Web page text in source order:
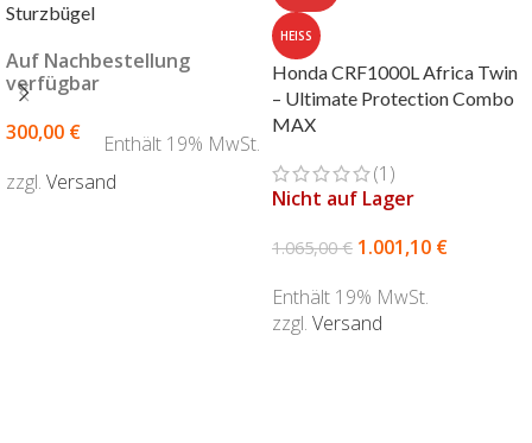
Sturzbügel
Auf Nachbestellung
verfügbar
300,00 €
Enthält 19% MwSt.
zzgl. Versand
HEISS
Honda CRF1000L Africa Twin
– Ultimate Protection Combo
MAX
(1)
Nicht auf Lager
1.065,00€ 1.001,10 €
Enthält 19% MwSt.
zzgl. Versand